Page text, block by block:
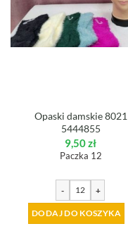
Opaski damskie 8021
5444855
9,50zł
Paczka 12
- +
DODAJ DO KOSZYKA